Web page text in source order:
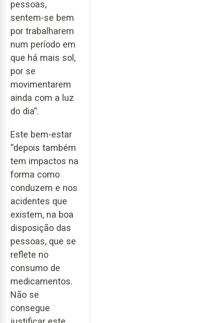
pessoas,
sentem-se bem
por trabalharem
num período em
que há mais sol,
por se
movimentarem
ainda com a luz
do dia”.
Este bem-estar
“depois também
tem impactos na
forma como
conduzem e nos
acidentes que
existem, na boa
disposição das
pessoas, que se
reflete no
consumo de
medicamentos.
Não se
consegue